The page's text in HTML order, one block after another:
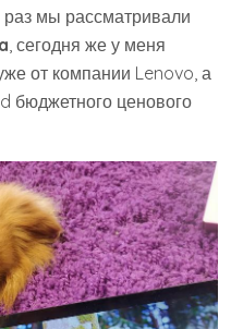
мы рассматривали
, сегодня же у меня
от компании Lenovo, а
бюджетного ценового